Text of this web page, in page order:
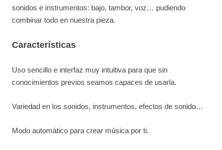
sonidos e instrumentos: bajo, tambor, voz… pudiendo
combinar todo en nuestra pieza.
Características
Uso sencillo e interfaz muy intuitiva para que sin
conocimientos previos seamos capaces de usarla.
Variedad en los sonidos, instrumentos, efectos de sonido…
Modo automático para crear música por ti.